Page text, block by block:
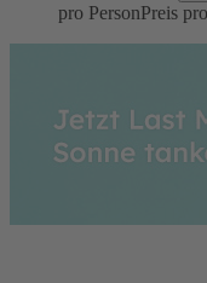
pro PersonPreis